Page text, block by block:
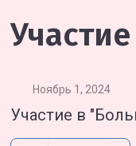
Ноябрь 1, 2024
Участие в